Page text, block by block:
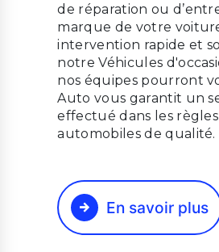
de réparation ou
marque de votre
intervention rapide et
notre Véhicules
nos équipes pourront
Auto vous garantit un
effectué dans les
automobiles de qualité.
En savoir plus